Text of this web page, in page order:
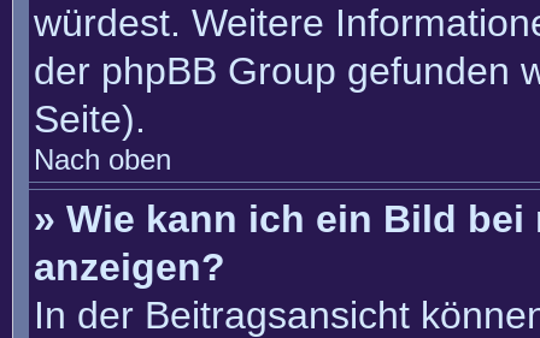
würdest. Weitere
der phpBB Group gefunden
Seite).
Nach oben
» Wie kann ich ein Bild bei
anzeigen?
In der Beitragsansicht